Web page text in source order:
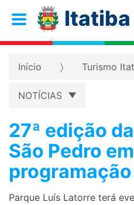
Itatiba
Início Turismo
NOTÍCIAS
27ª edição
São Pedro
Parque Luís Latorre terá